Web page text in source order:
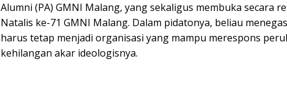
Alumni (PA) GMNI Malang, yang sekaligus membuka secara
Natalis ke-71 GMNI Malang. Dalam pidatonya, beliau
harus tetap menjadi organisasi yang mampu merespons
kehilangan akar ideologisnya.